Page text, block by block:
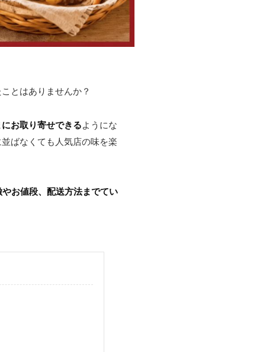
とはありませんか？
お取り寄せできるようにな
ばなくても人気店の味を楽
お値段、配送方法までてい